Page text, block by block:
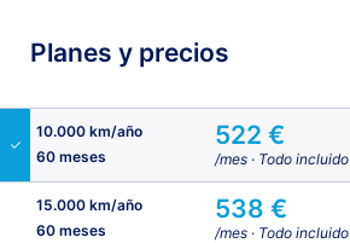
Planes y precios
10.000 km/año
60 meses
522 €
/mes· Todo incluido
15.000 km/año
60 meses
538 €
/mes· Todo incluido